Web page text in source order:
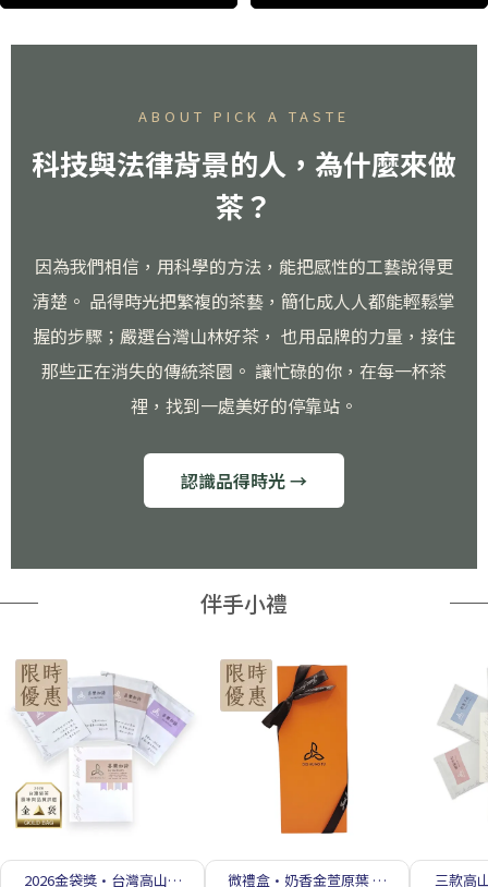
ABOUT PICK A TASTE
科技與法律背景的人，為什麼來做
茶？
因為我們相信，用科學的方法，能把感性的工藝說得更
清楚。 品得時光把繁複的茶藝，簡化成人人都能輕鬆掌
握的步驟；嚴選台灣山林好茶， 也用品牌的力量，接住
那些正在消失的傳統茶園。 讓忙碌的你，在每一杯茶
裡，找到一處美好的停靠站。
認識品得時光 →
伴手小禮
2026金袋獎·台灣高山原 微禮盒·奶香金萱原葉 輕 三款高